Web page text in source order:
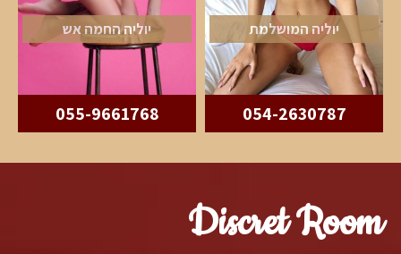
יוליה המושלמת
054-2630787
יוליה החמה אש
055-9661768
Discret Room